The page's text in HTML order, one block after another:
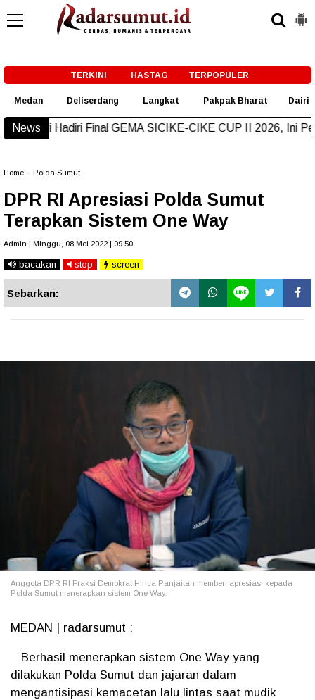
TERKINI HASTAG TERPOPULER
Medan Deliserdang Langkat Pakpak Bharat Dairi
News
Final GEMA SICIKE-CIKE CUP II 2026, Ini Pesannya New!
Home Polda Sumut
DPR RI Apresiasi Polda Sumut
Terapkan Sistem One Way
Admin | Minggu, 08 Mei 2022 | 09.50
bacakan stop screen
Sebarkan:
Anggota DPR RI Fraksi Demokrat Hinca Panjaitan memberi apresiasi kepada
Polda Sumut menerapkan sistem One Way.
MEDAN | radarsumut :
Berhasil menerapkan sistem One Way yang
dilakukan Polda Sumut dan jajaran dalam
mengantisipasi kemacetan lalu lintas saat mudik